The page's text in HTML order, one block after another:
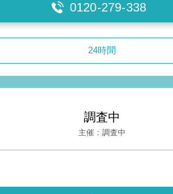
0120-279-338
24時間
調査中
調査中